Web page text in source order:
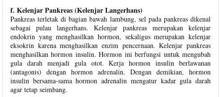
f. Kelenjar Pankreas (Kelenjar Langerhans)
Pankreas terletak di bagian bawah lambung, sel pada pankreas dikenal
sebagai pulau langerhans. Kelenjar pankreas merupakan kelenjar
endokrin yang menghasilkan hormon, sekaligus merupakan kelenjar
eksokrin karena menghasilkan enzim pencernaan. Kelenjar pankreas
menghasilkan hormon insulin. Hormon ini berfungsi untuk mengubah
gula darah menjadi gula otot. Kerja hormon insulin berlawanan
(antagonis) dengan hormon adrenalin. Dengan demikian, hormon
insulin bersama-sama hormon adrenalin mengatur kadar gula darah
agar tetap seimbang.